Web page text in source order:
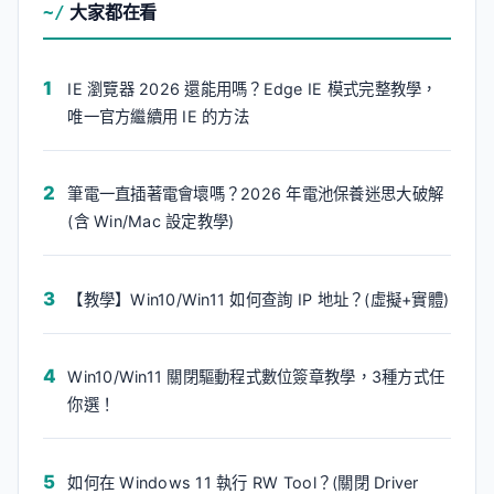
大家都在看
IE 瀏覽器 2026 還能用嗎？Edge IE 模式完整教學，
唯一官方繼續用 IE 的方法
筆電一直插著電會壞嗎？2026 年電池保養迷思大破解
(含 Win/Mac 設定教學)
【教學】Win10/Win11 如何查詢 IP 地址？(虛擬+實體)
Win10/Win11 關閉驅動程式數位簽章教學，3種方式任
你選！
如何在 Windows 11 執行 RW Tool？(關閉 Driver